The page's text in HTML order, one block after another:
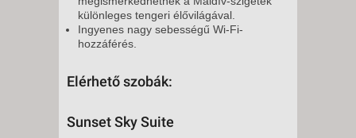
különleges tengeri élővilágával.
Ingyenes nagy sebességű Wi-Fi-
hozzáférés.
Elérhető szobák:
Sunset Sky Suite